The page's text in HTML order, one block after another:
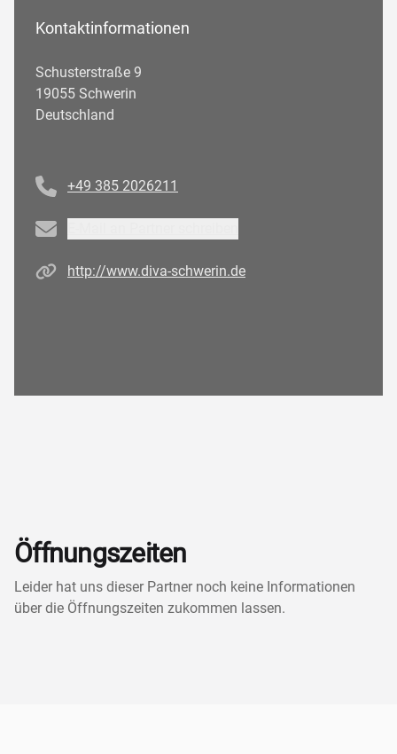
Kontaktinformationen
Schusterstraße 9
19055 Schwerin
Deutschland
+49 385 2026211
Email
Homepagehttp://www.diva-schwerin.de
Öffnungszeiten
Leider hat uns dieser Partner noch keine Informationen
über die Öffnungszeiten zukommen lassen.